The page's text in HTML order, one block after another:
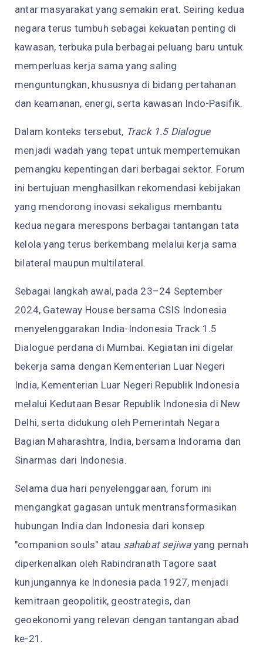
antar masyarakat yang semakin erat. Seiring kedua
negara terus tumbuh sebagai kekuatan penting di
kawasan, terbuka pula berbagai peluang baru untuk
memperluas kerja sama yang saling
menguntungkan, khususnya di bidang pertahanan
dan keamanan, energi, serta kawasan Indo-Pasifik.
Dalam konteks tersebut, Track 1.5 Dialogue
menjadi wadah yang tepat untuk mempertemukan
pemangku kepentingan dari berbagai sektor. Forum
ini bertujuan menghasilkan rekomendasi kebijakan
yang mendorong inovasi sekaligus membantu
kedua negara merespons berbagai tantangan tata
kelola yang terus berkembang melalui kerja sama
bilateral maupun multilateral.
Sebagai langkah awal, pada 23–24 September
2024, Gateway House bersama CSIS Indonesia
menyelenggarakan India-Indonesia Track 1.5
Dialogue perdana di Mumbai. Kegiatan ini digelar
bekerja sama dengan Kementerian Luar Negeri
India, Kementerian Luar Negeri Republik Indonesia
melalui Kedutaan Besar Republik Indonesia di New
Delhi, serta didukung oleh Pemerintah Negara
Bagian Maharashtra, India, bersama Indorama dan
Sinarmas dari Indonesia.
Selama dua hari penyelenggaraan, forum ini
mengangkat gagasan untuk mentransformasikan
hubungan India dan Indonesia dari konsep
"companion souls" atau sahabat sejiwayang pernah
diperkenalkan oleh Rabindranath Tagore saat
kunjungannya ke Indonesia pada 1927, menjadi
kemitraan geopolitik, geostrategis, dan
geoekonomi yang relevan dengan tantangan abad
ke-21.